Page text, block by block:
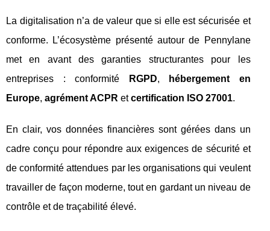
La digitalisation n’a de valeur que si elle est sécurisée et
conforme. L’écosystème présenté autour de Pennylane
met en avant des garanties structurantes pour les
entreprises : conformité
RGPD,
hébergement en
Europe, agrément ACPR etcertification ISO 27001.
En clair, vos données financières sont gérées dans un
cadre conçu pour répondre aux exigences de sécurité et
de conformité attendues par les organisations qui veulent
travailler de façon moderne, tout en gardant un niveau de
contrôle et de traçabilité élevé.